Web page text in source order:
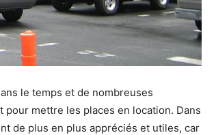
le temps et de nombreuses
mettre les places en location. Dans
de plus en plus appréciés et utiles, car